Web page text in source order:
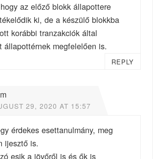
az előző blokk állapottere
ki, de a készülő blokkba
korábbi tranzakciók által
állapottérnek megfelelően is.
REPLY
29, 2020 AT 15:57
érdekes esettanulmány, meg
ijesztő is.
esik a jövőről is és ők is